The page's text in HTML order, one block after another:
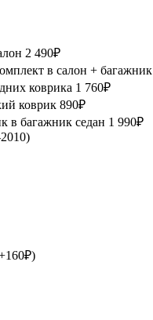
2 490₽
в салон + багажник
коврика 1 760₽
коврик 890₽
в багажник седан 1 990₽